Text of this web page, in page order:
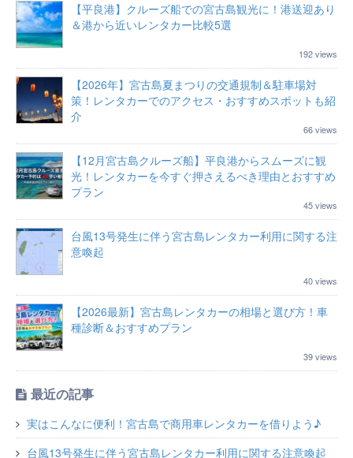
【平良港】クルーズ船での宮古島観光に！港送迎あり
＆港から近いレンタカー比較5選
192 views
【2026年】宮古島夏まつりの交通規制＆駐車場対
策！レンタカーでのアクセス・おすすめスポットも紹
介
66 views
【12月宮古島クルーズ船】平良港からスムーズに観
光！レンタカーを今すぐ押さえるべき理由とおすすめ
プラン
45 views
台風13号発生に伴う宮古島レンタカー利用に関する注
意喚起
40 views
【2026最新】宮古島レンタカーの相場と選び方！車
種診断＆おすすめプラン
39 views
最近の記事
実はこんなに便利！宮古島で商用車レンタカーを借りよう♪
台風13号発生に伴う宮古島レンタカー利用に関する注意喚起